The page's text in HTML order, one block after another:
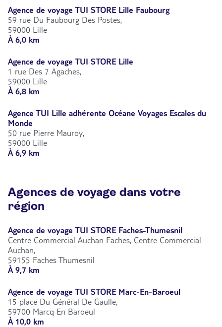
Agence de voyage TUI STORE Lille Faubourg
59 rue Du Faubourg Des Postes,
59000 Lille
À 6,0 km
Agence de voyage TUI STORE Lille
1 rue Des 7 Agaches,
59000 Lille
À 6,8 km
Agence TUI Lille adhérente Océane Voyages Escales du
Monde
50 rue Pierre Mauroy,
59000 Lille
À 6,9 km
Agences de voyage dans votre
région
Agence de voyage TUI STORE Faches-Thumesnil
Centre Commercial Auchan Faches, Centre Commercial
Auchan,
59155 Faches Thumesnil
À 9,7 km
Agence de voyage TUI STORE Marc-En-Baroeul
15 place Du Général De Gaulle,
59700 Marcq En Baroeul
À 10,0 km